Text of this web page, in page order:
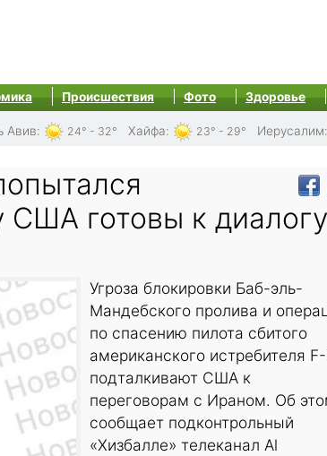
Происшествия Фото Здоровье
Авив: 24° - 32° Хайфа: 23° - 29° Иерусалим:
США готовы к
Угроза блокировки Баб-эль-
Мандебского пролива и
по спасению пилота сбитого
американского истребителя
подталкивают США к
переговорам с Ираном. Об
сообщает подконтрольный
«Хизбалле» телеканал Al